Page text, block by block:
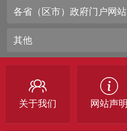
各省（区市）政府门户网站
其他
关于我们 网站声明